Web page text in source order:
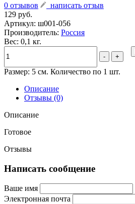
0 отзывов
написать отзыв
129 руб.
Артикул: ш001-056
Производитель: Россия
Вес: 0,1 кг.
- +
Размер: 5 см. Количество по 1 шт.
Описание
Отзывы (0)
Описание
Готовое
Отзывы
Написать сообщение
Ваше имя
Электронная почта